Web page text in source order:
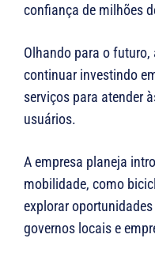
confiança de milhões
Olhando para o futuro,
continuar investindo
serviços para atender
usuários.
A empresa planeja
mobilidade, como
explorar
governos locais e